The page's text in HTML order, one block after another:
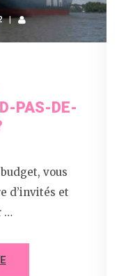
PAS-DE-
vous
d’invités et
…